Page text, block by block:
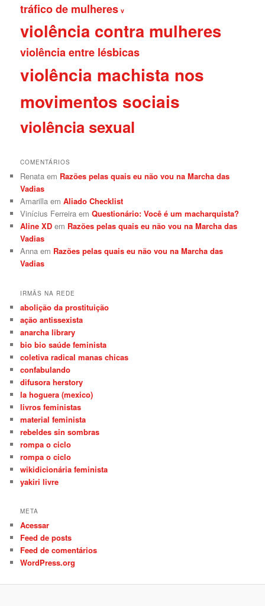
tráfico de mulheres v
violência contra mulheres
violência entre lésbicas
violência machista nos
movimentos sociais
violência sexual
COMENTÁRIOS
Renata em Razões pelas quais eu não vou na Marcha das
Vadias
Amarilla emAliado Checklist
Vinícius Ferreira emQuestionário: Você é um macharquista?
Aline XD em Razões pelas quais eu não vou na Marcha das
Vadias
Anna em Razões pelas quais eu não vou na Marcha das
Vadias
IRMÃS NA REDE
abolição da prostituição
ação antissexista
anarcha library
bio bio saúde feminista
coletiva radical manas chicas
confabulando
difusora herstory
la hoguera (mexico)
livros feministas
material feminista
rebeldes sin sombras
rompa o ciclo
rompa o ciclo
wikidicionária feminista
yakiri livre
META
Acessar
Feed de posts
Feed de comentários
WordPress.org